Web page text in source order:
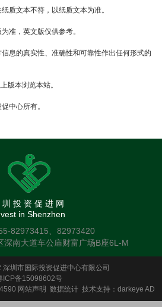
质文本不符，以纸质文本为准。
准，英文版仅供参考。
息的真实性、准确性和可靠性作出任何形式的
版本浏览本站。
中心所有。
圳投资促进网
in Shenzhen
82973415、82973420
深南大道车公庙财富广场B座6L-M
圳市国际投资促进中心有限公司
ICP备15098602号
网站声明 数据统计 技术支持：darkeye AD